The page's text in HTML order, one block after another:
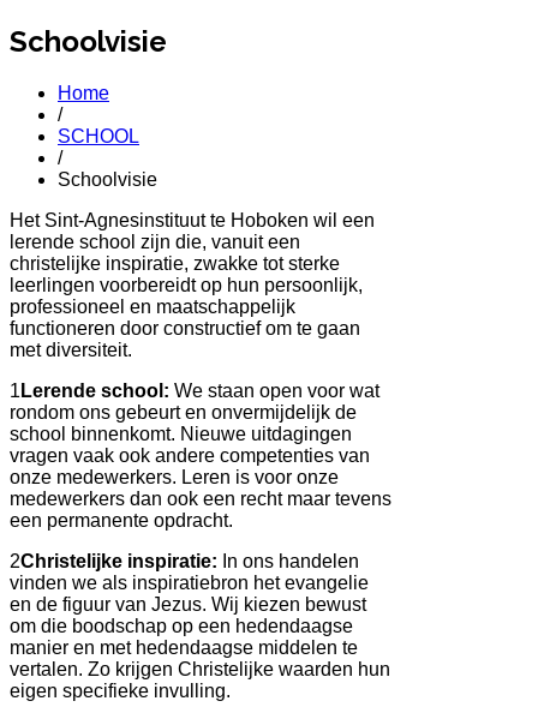
Schoolvisie
Home
/
SCHOOL
/
Schoolvisie
Het Sint-Agnesinstituut te Hoboken wil een
lerende school zijn die, vanuit een
christelijke inspiratie, zwakke tot sterke
leerlingen voorbereidt op hun persoonlijk,
professioneel en maatschappelijk
functioneren door constructief om te gaan
met diversiteit.
1 Lerende school: We staan open voor wat
rondom ons gebeurt en onvermijdelijk de
school binnenkomt. Nieuwe uitdagingen
vragen vaak ook andere competenties van
onze medewerkers. Leren is voor onze
medewerkers dan ook een recht maar tevens
een permanente opdracht.
2Christelijke inspiratie: In ons handelen
vinden we als inspiratiebron het evangelie
en de figuur van Jezus. Wij kiezen bewust
om die boodschap op een hedendaagse
manier en met hedendaagse middelen te
vertalen. Zo krijgen Christelijke waarden hun
eigen specifieke invulling.